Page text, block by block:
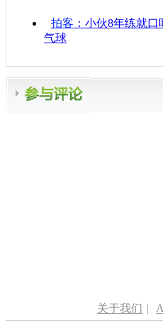
拍客 ：小伙8年练就
气球
关于我们 |